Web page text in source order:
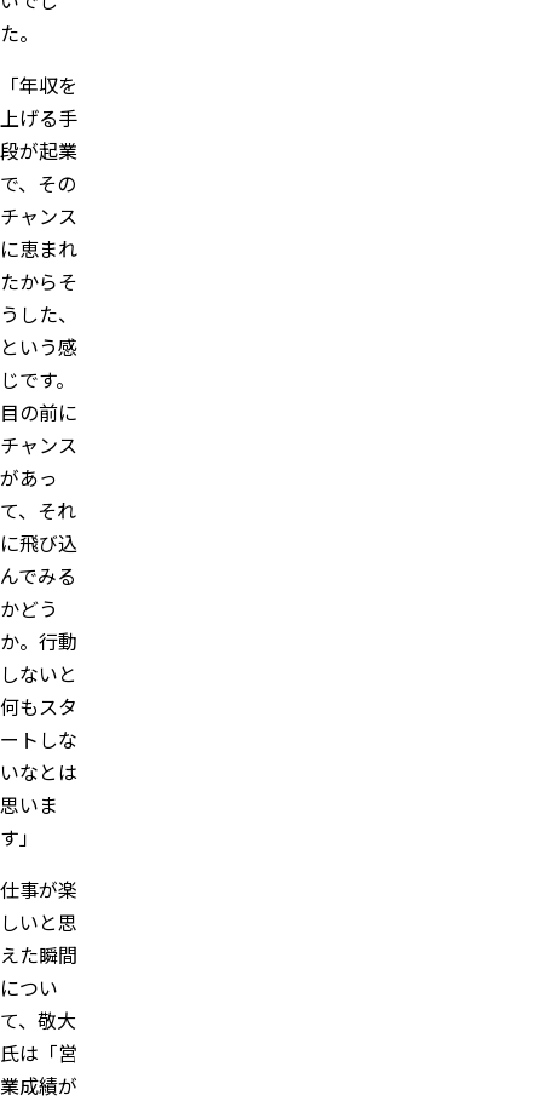
た。
「年収を
上げる手
段が起業
で、その
チャンス
に恵まれ
たからそ
うした、
という感
じです。
目の前に
チャンス
があっ
て、それ
に飛び込
んでみる
かどう
か。行動
しないと
何もスタ
ートしな
いなとは
思いま
す」
仕事が楽
しいと思
えた瞬間
につい
て、敬大
氏は「営
業成績が